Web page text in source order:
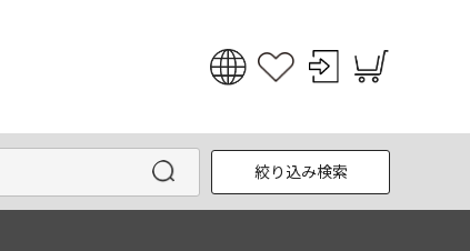
English
한국어
絞り込み検索